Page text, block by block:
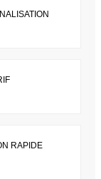
RAPIDE